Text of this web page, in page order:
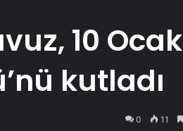
10 Ocak
kutladı
0 11